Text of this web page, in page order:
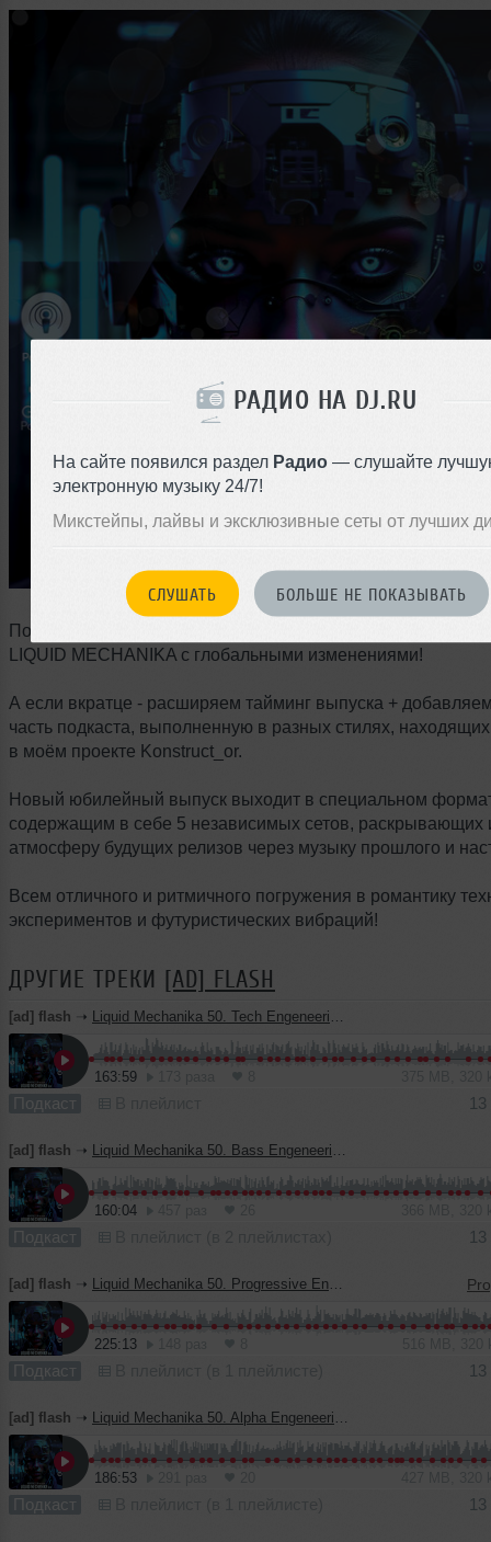
РАДИО НА DJ.RU
На сайте появился раздел Радио — слушайте
электронную музыку 24/7!
Микстейпы, лайвы и эксклюзивные сеты от лучших
СЛУШАТЬ БОЛЬШЕ НЕ ПОКАЗЫВАТЬ
После полугодового перерыва открываю новый сезон
LIQUID MECHANIKA с глобальными изменениями!
А если вкратце - расширяем тайминг выпуска +
часть подкаста, выполненную в разных стилях,
в моём проекте Konstruct_or.
Новый юбилейный выпуск выходит в специальном
содержащим в себе 5 независимых сетов, раскрывающих
атмосферу будущих релизов через музыку прошлого и
Всем отличного и ритмичного погружения в романтику
экспериментов и футуристических вибраций!
ДРУГИЕ ТРЕКИ [AD] FLASH
[ad] flash ➝ Liquid Mechanika 50. Tech Engeneering (13.08.2023) by Konstruct_or
163:59
Подкаст 13
[ad] flash ➝ Liquid Mechanika 50. Bass Engeneering (13.08.2023) by Konstruct_or
160:04
Подкаст 13
[ad] flash ➝ Liquid Mechanika 50. Progressive Engeneering (13.08.2023) by Konstruct_or
225:13
Подкаст 13
[ad] flash ➝ Liquid Mechanika 50. Alpha Engeneering (13.08.2023) by Konstruct_or
186:53
Подкаст 13